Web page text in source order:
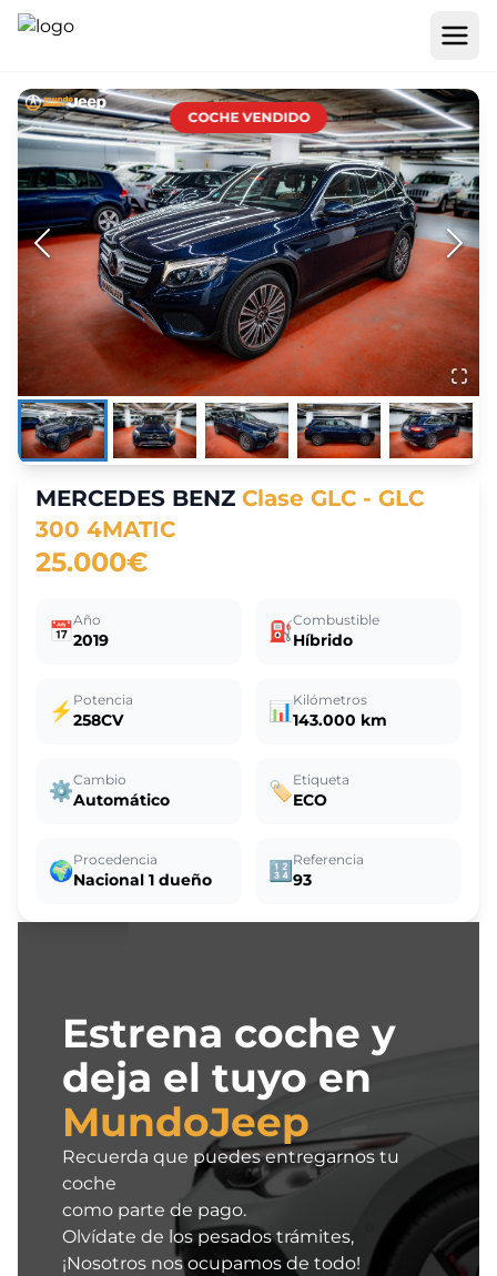
COCHE VENDIDO
MERCEDES BENZ Clase GLC - GLC
300 4MATIC
25.000€
📅Año
2019 ⛽Combustible
Híbrido
⚡ Potencia
258CV 📊Kilómetros
143.000 km
⚙️Cambio
Automático 🏷️Etiqueta
ECO
🌍Procedencia
Nacional 1 dueño 🔢 Referencia
93
Estrena coche y
deja el tuyo en
MundoJeep
Recuerda que puedes entregarnos tu
coche
como parte de pago.
Olvídate de los pesados trámites,
¡Nosotros nos ocupamos de todo!